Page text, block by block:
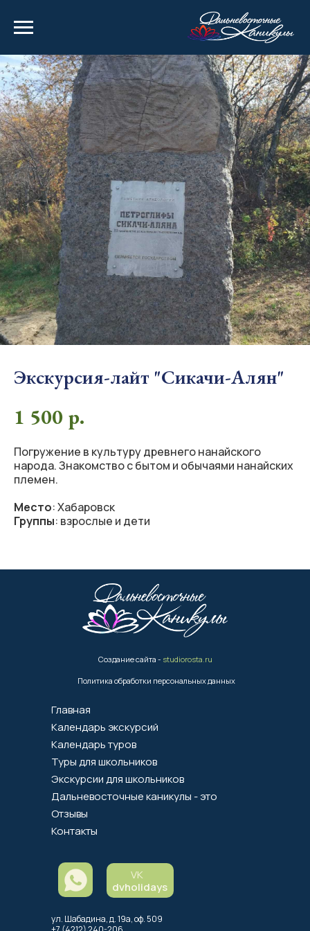
Экскурсия-лайт "Сикачи-Алян"
1 500 р.
Погружение в культуру древнего нанайского
народа. Знакомство с бытом и обычаями нанайских
племен.
Место: Хабаровск
Группы: взрослые и дети
ул. Шабадина, д. 19а, оф. 509
Политика обработки персональных данных
Создание сайта - studiorosta.ru
VK
dvholidays
Экскурсии для школьников
Главная
Календарь экскурсий
Календарь туров
Туры для школьников
Контакты
Отзывы
Дальневосточные каникулы - это